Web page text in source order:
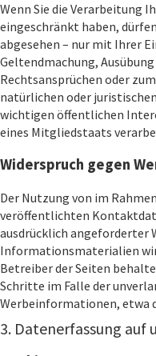
Wenn Sie die Verarbeitung
eingeschränkt haben,
abgesehen – nur mit Ihrer
Geltendmachung,
Rechtsansprüchen oder
natürlichen oder
wichtigen öffentlichen
eines Mitgliedstaats
Widerspruch gegen
Der Nutzung von im
veröffentlichten
ausdrücklich angeforderter
Informationsmaterialien
Betreiber der Seiten
Schritte im Falle der
Werbeinformationen, etwa
3. Datenerfassung auf